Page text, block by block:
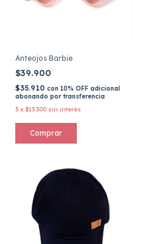
Anteojos Barbie
$39.900
$35.910 con 10% OFF adicional
abonando por transferencia
3 x $13.300 sin interés